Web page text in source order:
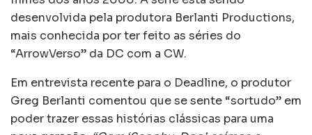
desenvolvida pela produtora Berlanti Productions,
mais conhecida por ter feito as séries do
“ArrowVerso” da DC com a CW.
Em entrevista recente para o Deadline, o produtor
Greg Berlanti comentou que se sente “sortudo” em
poder trazer essas histórias clássicas para uma